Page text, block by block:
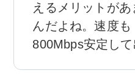
えるメリットがあ
んだよね。速度も
800Mbps安定して